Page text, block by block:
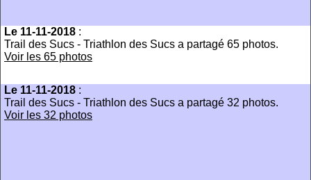
Le 11-11-2018 :
Trail des Sucs - Triathlon des Sucs a partagé 65 photos.
Voir les 65 photos
Le 11-11-2018 :
Trail des Sucs - Triathlon des Sucs a partagé 32 photos.
Voir les 32 photos